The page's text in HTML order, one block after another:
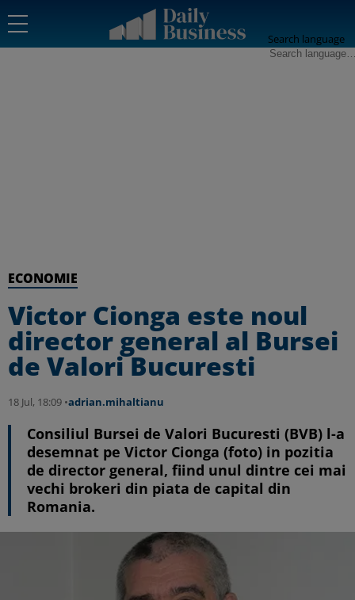
Search language
ECONOMIE
Victor Cionga este noul
director general al Bursei
de Valori Bucuresti
18 Jul, 18:09 •adrian.mihaltianu
Consiliul Bursei de Valori Bucuresti (BVB) l-a
desemnat pe Victor Cionga (foto) in pozitia
de director general, fiind unul dintre cei mai
vechi brokeri din piata de capital din
Romania.